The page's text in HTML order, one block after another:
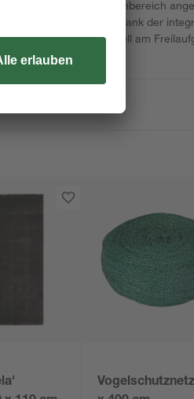
im Innen- und Außenbereich
Freigraben der Tiere. Dank der
einfach und schnell am
nicht möglich ist.